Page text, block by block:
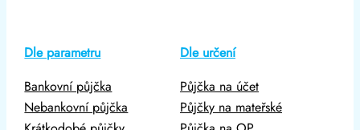
Dle parametru
Bankovní půjčka
Nebankovní půjčka
Dle určení
Půjčka na účet
Půjčky na mateřské